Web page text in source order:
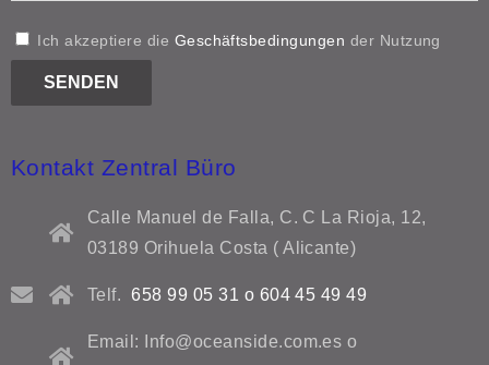
Ich akzeptiere die Geschäftsbedingungen der Nutzung
Kontakt Zentral Büro
Calle Manuel de Falla, C. C La Rioja, 12,
03189 Orihuela Costa ( Alicante)
Telf. 658 99 05 31 o 604 45 49 49
Email: Info@oceanside.com.es o